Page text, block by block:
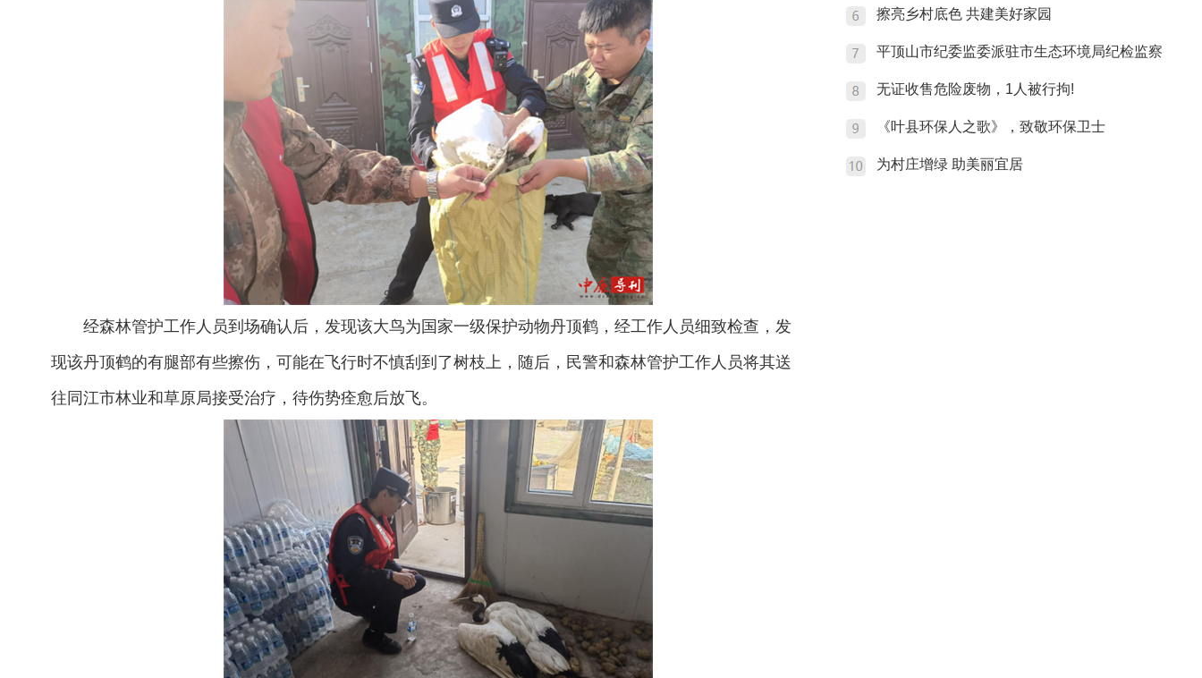
经森林管护工作人员到场确认后，发现该大鸟为国家一级保护动物丹顶鹤，经工作人员细致检查，发
现该丹顶鹤的有腿部有些擦伤，可能在飞行时不慎刮到了树枝上，随后，民警和森林管护工作人员将其送
往同江市林业和草原局接受治疗，待伤势痊愈后放飞。
擦亮乡村底色 共建美好家园
平顶山市纪委监委派驻市生态环境局纪检监察
无证收售危险废物，1人被行拘!
《叶县环保人之歌》，致敬环保卫士
为村庄增绿 助美丽宜居